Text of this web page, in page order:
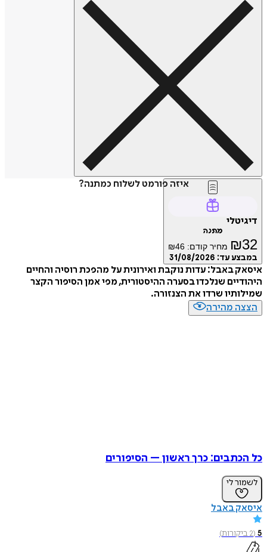
איזה פורמט לשלוח כמתנה?
דיגיטלי
מתנה
₪32 מחיר קודם: ₪46
במבצע עד: 31/08/2026
איסאק באבל: עדות נוקבת ואירונית על מהפכת רוסיה והחיים
היהודיים שנלכדו בסערה ההיסטורית, מפי אמן הסיפור הקצר
שמילותיו שרדו את הצנזורה.
הצצה מהירה
כל הכתבים: כרך ראשון – הסיפורים
לשמור לי
איסאק באבל
5
(
2ביקורות)